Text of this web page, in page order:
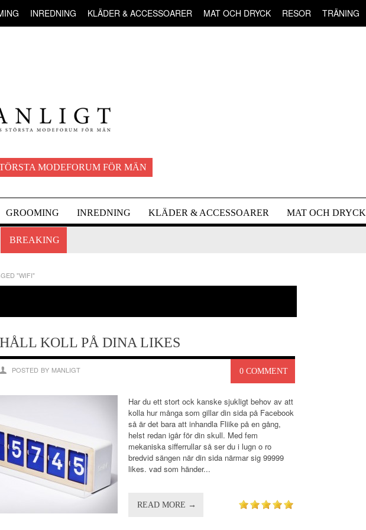
INREDNING KLÄDER & ACCESSOARER MAT OCH DRYCK RESOR TRÄNING
MODEFORUM FÖR MÄN
GROOMING INREDNING KLÄDER & ACCESSOARER MAT OCH DRYCK
BREAKING
"WIFI"
KOLL PÅ DINA LIKES
0 COMMENT
POSTED BY MANLIGT
Har du ett stort ock kanske sjukligt behov av att
kolla hur många som gillar din sida på Facebook
så är det bara att inhandla Fliike på en gång,
helst redan igår för din skull. Med fem
mekaniska sifferrullar så ser du i lugn o ro
bredvid sängen när din sida närmar sig 99999
likes. vad som händer...
READ MORE →